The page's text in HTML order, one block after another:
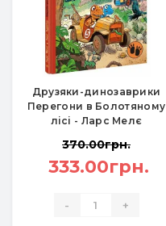
Друзяки-динозаврики
Перегони в Болотяному
лісі - Ларс Мелє
370.00грн.
333.00грн.
- +